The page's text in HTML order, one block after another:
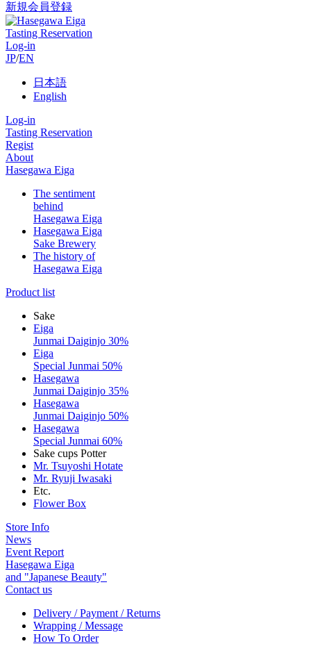
新規会員登録
Tasting Reservation
Log-in
JP/EN
日本語
English
Log-in
Tasting Reservation
Regist
About
Hasegawa Eiga
The sentiment
behind
Hasegawa Eiga
Hasegawa Eiga
Sake Brewery
The history of
Hasegawa Eiga
Product list
Sake
Eiga
Junmai Daiginjo 30%
Eiga
Special Junmai 50%
Hasegawa
Junmai Daiginjo 35%
Hasegawa
Junmai Daiginjo 50%
Hasegawa
Special Junmai 60%
Sake cups Potter
Mr. Tsuyoshi Hotate
Mr. Ryuji Iwasaki
Etc.
Flower Box
Store Info
News
Event Report
Hasegawa Eiga
and "Japanese Beauty"
Contact us
Delivery / Payment / Returns
Wrapping / Message
How To Order